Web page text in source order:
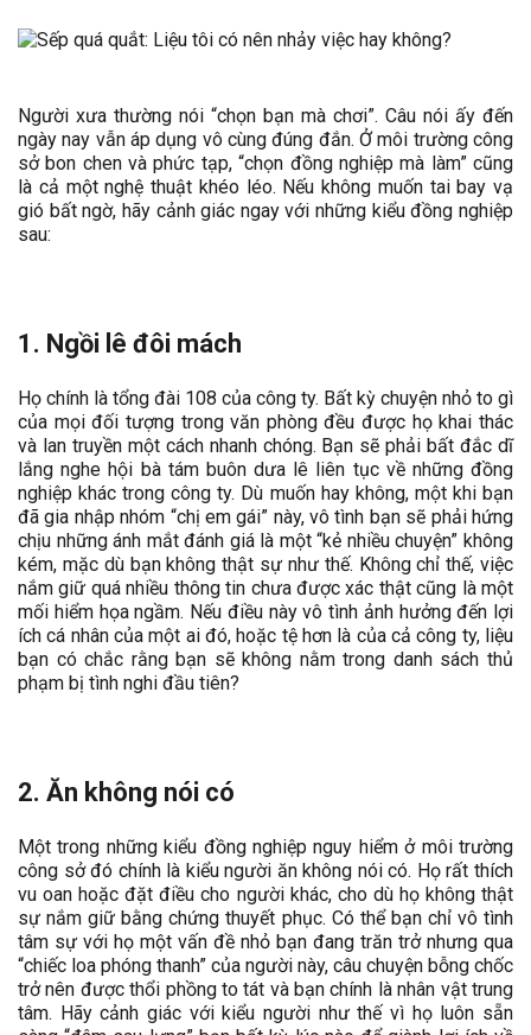
Người xưa thường nói “chọn bạn mà chơi”. Câu nói ấy đến
ngày nay vẫn áp dụng vô cùng đúng đắn. Ở môi trường công
sở bon chen và phức tạp, “chọn đồng nghiệp mà làm” cũng
là cả một nghệ thuật khéo léo. Nếu không muốn tai bay vạ
gió bất ngờ, hãy cảnh giác ngay với những kiểu đồng nghiệp
sau:
1. Ngồi lê đôi mách
Họ chính là tổng đài 108 của công ty. Bất kỳ chuyện nhỏ to gì
của mọi đối tượng trong văn phòng đều được họ khai thác
và lan truyền một cách nhanh chóng. Bạn sẽ phải bất đắc dĩ
lắng nghe hội bà tám buôn dưa lê liên tục về những đồng
nghiệp khác trong công ty. Dù muốn hay không, một khi bạn
đã gia nhập nhóm “chị em gái” này, vô tình bạn sẽ phải hứng
chịu những ánh mắt đánh giá là một “kẻ nhiều chuyện” không
kém, mặc dù bạn không thật sự như thế. Không chỉ thế, việc
nắm giữ quá nhiều thông tin chưa được xác thật cũng là một
mối hiểm họa ngầm. Nếu điều này vô tình ảnh hưởng đến lợi
ích cá nhân của một ai đó, hoặc tệ hơn là của cả công ty, liệu
bạn có chắc rằng bạn sẽ không nằm trong danh sách thủ
phạm bị tình nghi đầu tiên?
2. Ăn không nói có
Một trong những kiểu đồng nghiệp nguy hiểm ở môi trường
công sở đó chính là kiểu người ăn không nói có. Họ rất thích
vu oan hoặc đặt điều cho người khác, cho dù họ không thật
sự nắm giữ bằng chứng thuyết phục. Có thể bạn chỉ vô tình
tâm sự với họ một vấn đề nhỏ bạn đang trăn trở nhưng qua
“chiếc loa phóng thanh” của người này, câu chuyện bỗng chốc
trở nên được thổi phồng to tát và bạn chính là nhân vật trung
tâm. Hãy cảnh giác với kiểu người như thế vì họ luôn sẵn